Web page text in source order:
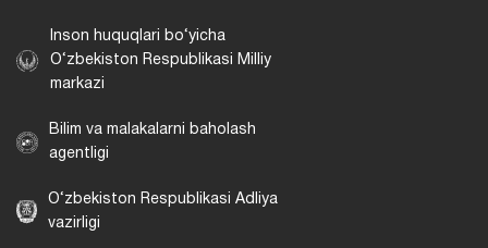
Inson huquqlari bo‘yicha
O‘zbekiston Respublikasi Milliy
markazi
Bilim va malakalarni baholash
agentligi
O‘zbekiston Respublikasi Adliya
vazirligi